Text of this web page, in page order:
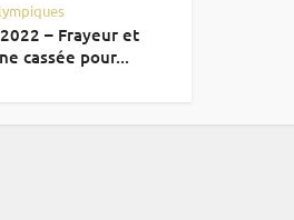
– Frayeur et
cassée pour...